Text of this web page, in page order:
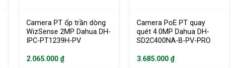
Camera PT ốp trần dòng
WizSense 2MP Dahua DH-
IPC-PT1239H-PV
2.065.000₫
Camera PoE PT quay
quét 4.0MP Dahua DH-
SD2C400NA-B-PV-PRO
3.685.000₫